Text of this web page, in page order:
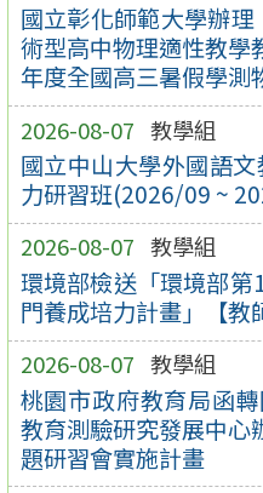
國立彰化師範大學辦
術型高中物理適性教
年度全國高三暑假學測
2026-08-07 教學組
國立中山大學外國語
力研習班(2026/09 ~
2026-08-07 教學組
環境部檢送「環境部
門養成培力計畫」【教
2026-08-07 教學組
桃園市政府教育局函
教育測驗研究發展中
題研習會實施計畫